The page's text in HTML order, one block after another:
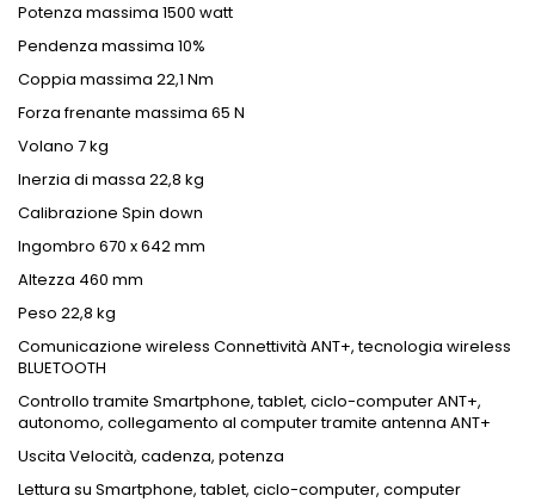
Potenza massima 1500 watt
Pendenza massima 10%
Coppia massima 22,1 Nm
Forza frenante massima 65 N
Volano 7 kg
Inerzia di massa 22,8 kg
Calibrazione Spin down
Ingombro 670 x 642 mm
Altezza 460 mm
Peso 22,8 kg
Comunicazione wireless Connettività ANT+, tecnologia wireless
BLUETOOTH
Controllo tramite Smartphone, tablet, ciclo-computer ANT+,
autonomo, collegamento al computer tramite antenna ANT+
Uscita Velocità, cadenza, potenza
Lettura su Smartphone, tablet, ciclo-computer, computer